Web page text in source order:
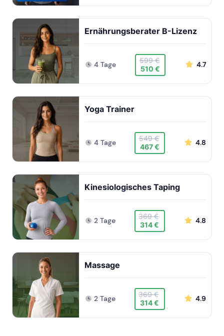
Ernährungsberater B-Lizenz
4 Tage
599 €
510 €
4.7
Yoga Trainer
4 Tage
549 €
467 €
4.8
Kinesiologisches Taping
2 Tage
369 €
314 €
4.8
Massage
2 Tage
369 €
314 €
4.9